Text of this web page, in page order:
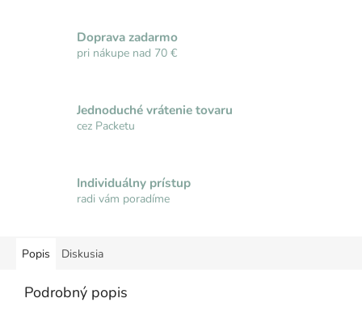
Doprava zadarmo
pri nákupe nad 70 €
Jednoduché vrátenie tovaru
cez Packetu
Individuálny prístup
radi vám poradíme
Popis Diskusia
Podrobný popis